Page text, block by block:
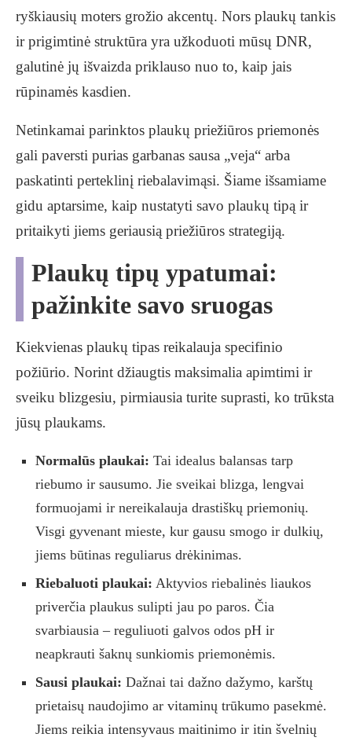
ryškiausių moters grožio akcentų. Nors plaukų tankis
ir prigimtinė struktūra yra užkoduoti mūsų DNR,
galutinė jų išvaizda priklauso nuo to, kaip jais
rūpinamės kasdien.
Netinkamai parinktos plaukų priežiūros priemonės
gali paversti purias garbanas sausa „veja“ arba
paskatinti perteklinį riebalavimąsi. Šiame išsamiame
gidu aptarsime, kaip nustatyti savo plaukų tipą ir
pritaikyti jiems geriausią priežiūros strategiją.
Plaukų tipų ypatumai:
pažinkite savo sruogas
Kiekvienas plaukų tipas reikalauja specifinio
požiūrio. Norint džiaugtis maksimalia apimtimi ir
sveiku blizgesiu, pirmiausia turite suprasti, ko trūksta
jūsų plaukams.
Normalūs plaukai: Tai idealus balansas tarp
riebumo ir sausumo. Jie sveikai blizga, lengvai
formuojami ir nereikalauja drastiškų priemonių.
Visgi gyvenant mieste, kur gausu smogo ir dulkių,
jiems būtinas reguliarus drėkinimas.
Riebaluoti plaukai: Aktyvios riebalinės liaukos
priverčia plaukus sulipti jau po paros. Čia
svarbiausia – reguliuoti galvos odos pH ir
neapkrauti šaknų sunkiomis priemonėmis.
Sausi plaukai: Dažnai tai dažno dažymo, karštų
prietaisų naudojimo ar vitaminų trūkumo pasekmė.
Jiems reikia intensyvaus maitinimo ir itin švelnių